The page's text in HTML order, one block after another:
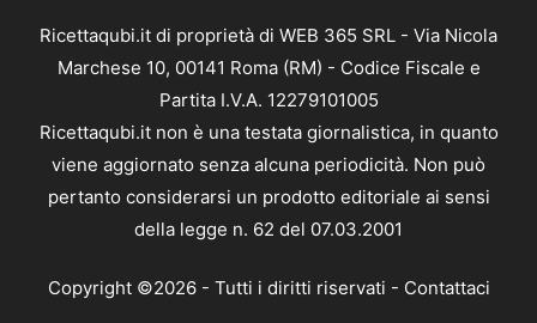
Ricettaqubi.it di proprietà di WEB 365 SRL - Via Nicola
Marchese 10, 00141 Roma (RM) - Codice Fiscale e
Partita I.V.A. 12279101005
Ricettaqubi.it non è una testata giornalistica, in quanto
viene aggiornato senza alcuna periodicità. Non può
pertanto considerarsi un prodotto editoriale ai sensi
della legge n. 62 del 07.03.2001
Copyright ©2026 - Tutti i diritti riservati - Contattaci